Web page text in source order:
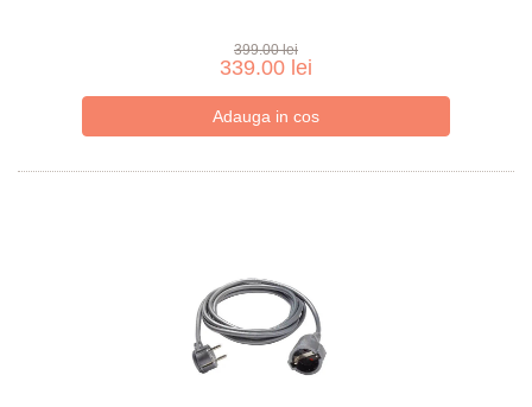
399.00 lei
339.00 lei